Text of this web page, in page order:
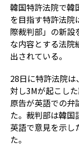
韓国特許法院で韓
を目指す特許法院
際裁判部」の新設
な内容とする法院
出されている。
28日に特許法院
対し3Mが起こし
原告が英語での弁
た。裁判部は韓
英語で意見を示し
た。